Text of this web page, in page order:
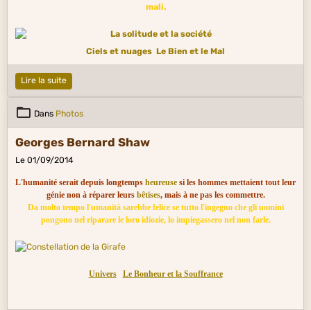
mali.
Ciels et nuages Le Bien et le Mal
Lire la suite
Dans Photos
Georges Bernard Shaw
Le 01/09/2014
L'humanité serait depuis longtemps heureuse si les hommes mettaient tout leur
génie non à réparer leurs bêtises, mais à ne pas les commettre.
Da molto tempo l'umanità sarebbe felice se tutto l'ingegno che gli uomini
pongono nel riparare le loro idiozie, lo impiegassero nel non farle.
Univers Le Bonheur et la Souffrance